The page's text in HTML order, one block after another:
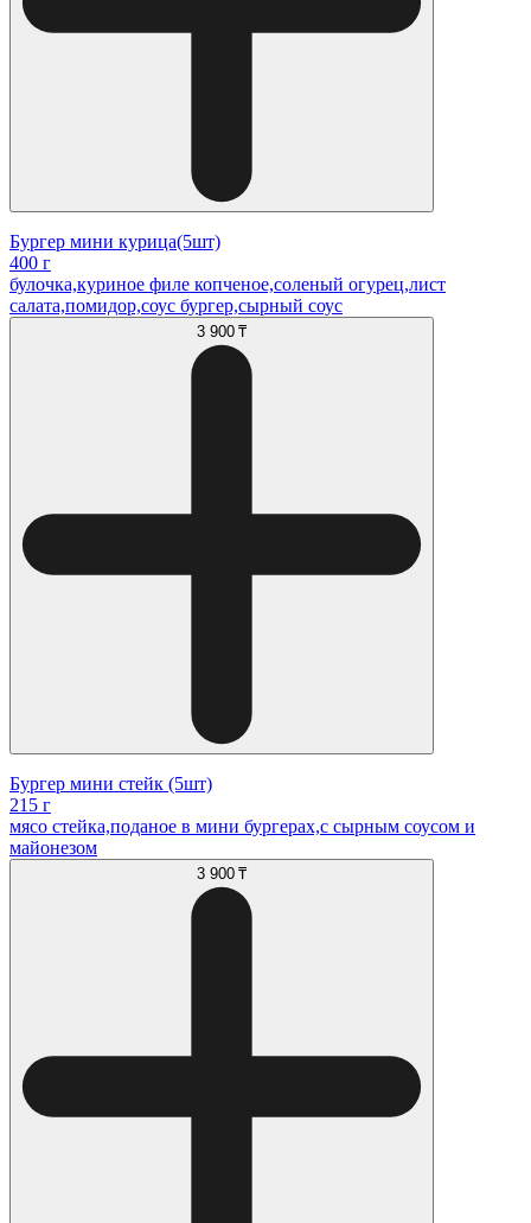
Бургер мини курица(5шт)
400 г
булочка,куриное филе копченое,соленый огурец,лист
салата,помидор,соус бургер,сырный соус
3 900 ₸
Бургер мини стейк (5шт)
215 г
мясо стейка,поданое в мини бургерах,с сырным соусом и
майонезом
3 900 ₸